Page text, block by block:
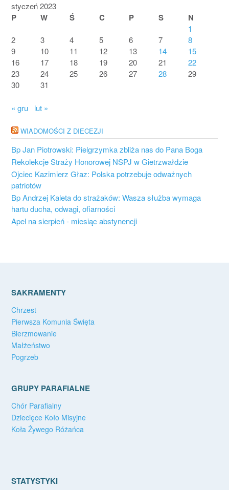
styczeń 2023
P W Ś C P S N
1
2
3 4 5 6 7
8
9
10 11 12 13 14
15
16
17 18 19 20 21
22
23
24 25 26 27 28
29
30
31
« gru lut »
WIADOMOŚCI Z DIECEZJI
Bp Jan Piotrowski: Pielgrzymka zbliża nas do Pana Boga
Rekolekcje Straży Honorowej NSPJ w Gietrzwałdzie
Ojciec Kazimierz Głaz: Polska potrzebuje odważnych
patriotów
Bp Andrzej Kaleta do strażaków: Wasza służba wymaga
hartu ducha, odwagi, ofiarności
Apel na sierpień - miesiąc abstynencji
SAKRAMENTY
Chrzest
Pierwsza Komunia Święta
Bierzmowanie
Małżeństwo
Pogrzeb
GRUPY PARAFIALNE
Chór Parafialny
Dziecięce Koło Misyjne
Koła Żywego Różańca
STATYSTYKI